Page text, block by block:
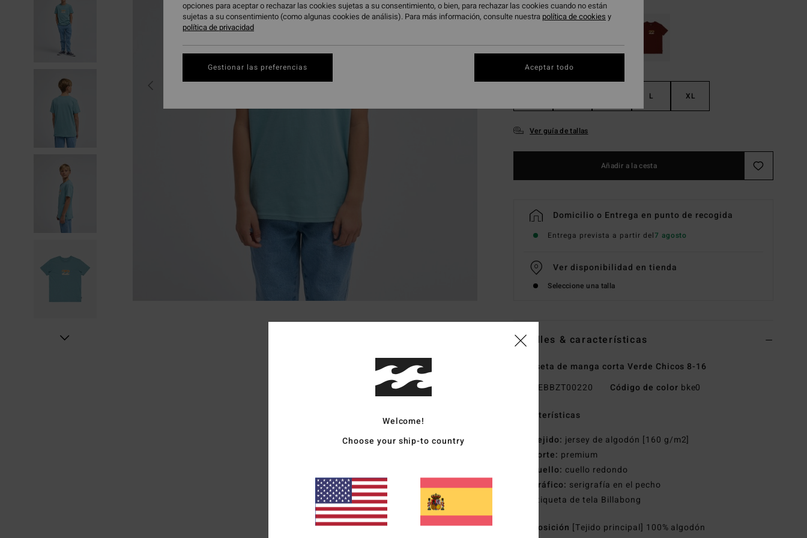
L XL
Ver guía de tallas
Añadir a la cesta
Domicilio o Entrega en punto de recogida
Entrega prevista a partir del7 agosto
Ver disponibilidad en tienda
Seleccione una talla
Detalles & características
Camiseta de manga corta Verde Chicos 8-16
EBBZT00220 Código de color bke0
Características
Tejido: jersey de algodón [160 g/m2]
Corte: premium
Cuello: cuello redondo
Gráfico: serigrafía en el pecho
Etiqueta de tela Billabong
Composición [Tejido principal] 100% algodón
Welcome!
Choose your ship-to country
opciones para aceptar o rechazar las cookies sujetas a su consentimiento, o bien, para rechazar las cookies cuando no están
sujetas a su consentimiento (como algunas cookies de análisis). Para más información, consulte nuestra política de cookies y
política de privacidad
Gestionar las preferencias Aceptar todo